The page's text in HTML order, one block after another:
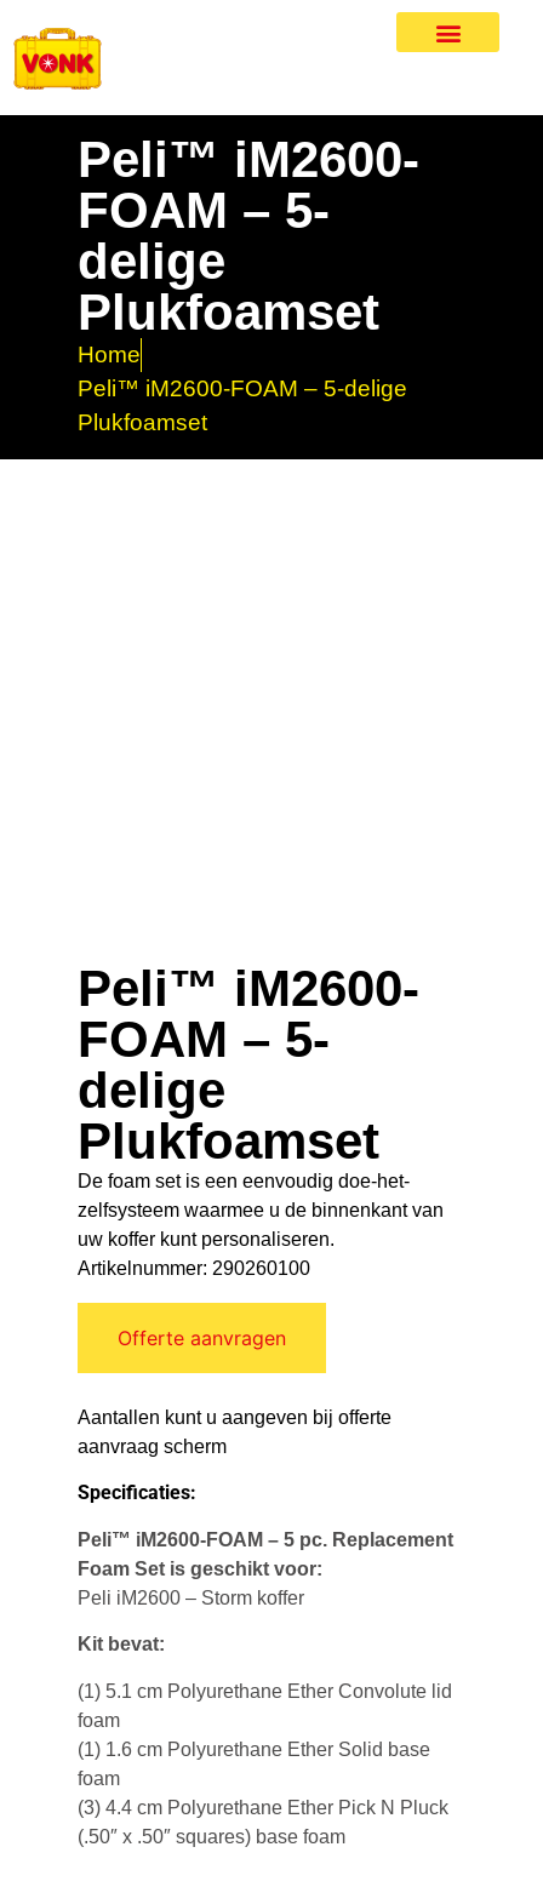
Peli™ iM2600-
FOAM – 5-
delige
Plukfoamset
Home
Peli™ iM2600-FOAM – 5-delige
Plukfoamset
Peli™ iM2600-
FOAM – 5-
delige
Plukfoamset
De foam set is een eenvoudig doe-het-
zelfsysteem waarmee u de binnenkant van
uw koffer kunt personaliseren.
Artikelnummer: 290260100
Offerte aanvragen
Aantallen kunt u aangeven bij offerte
aanvraag scherm
Specificaties:
Peli™ iM2600-FOAM – 5 pc. Replacement
Foam Set is geschikt voor:
Peli iM2600 – Storm koffer
Kit bevat:
(1) 5.1 cm Polyurethane Ether Convolute lid
foam
(1) 1.6 cm Polyurethane Ether Solid base
foam
(3) 4.4 cm Polyurethane Ether Pick N Pluck
(.50″ x .50″ squares) base foam